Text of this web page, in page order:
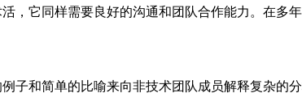
，它同样需要良好的沟通和团队合作能力。在多
子和简单的比喻来向非技术团队成员解释复杂的